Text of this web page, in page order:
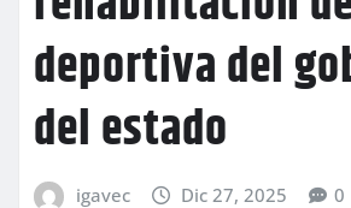
deportiva del
del estado
igavec Dic 27, 2025 0